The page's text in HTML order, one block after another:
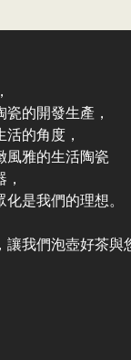
的開發生產，
的角度，
風雅的生活陶瓷
是我們的理想。
讓我們泡壺好茶與